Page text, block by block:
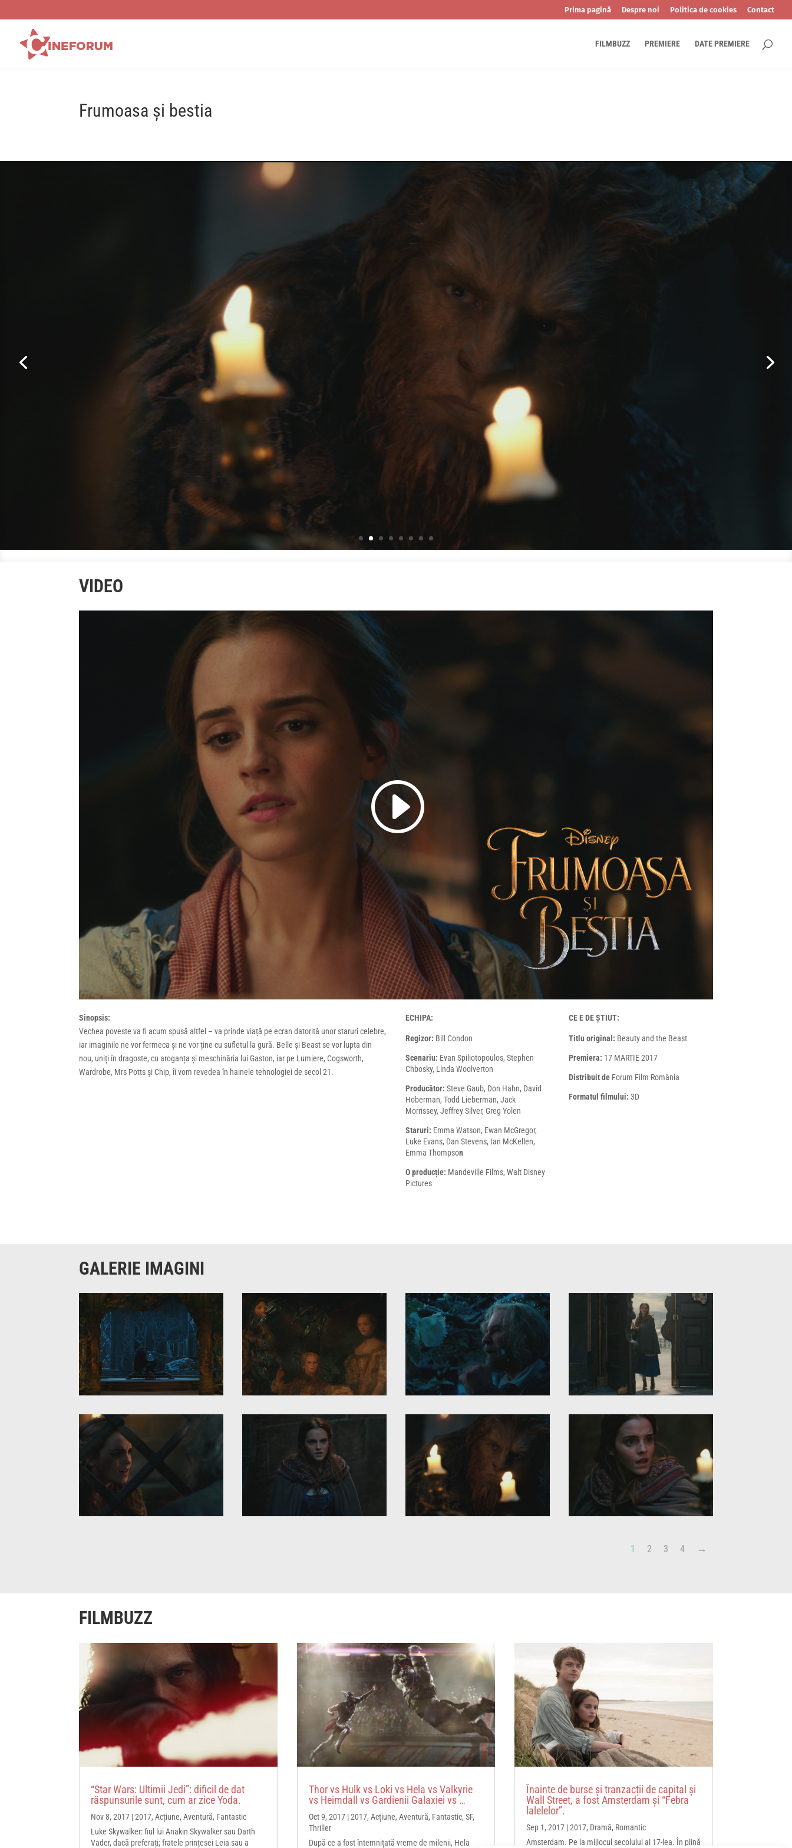
Prima pagină Despre noi Politica de cookies Contact
FILMBUZZ PREMIERE DATE PREMIERE
Frumoasa și bestia
VIDEO
Sinopsis:
Vechea poveste va fi acum spusă altfel – va prinde viață pe ecran datorită unor staruri celebre,
iar imaginile ne vor fermeca și ne vor ține cu sufletul la gură. Belle și Beast se vor lupta din
nou, uniți în dragoste, cu aroganța și meschinăria lui Gaston, iar pe Lumiere, Cogsworth,
Wardrobe, Mrs Potts și Chip, îi vom revedea în hainele tehnologiei de secol 21.
ECHIPA:
Regizor: Bill Condon
Scenariu: Evan Spiliotopoulos, Stephen
Chbosky, Linda Woolverton
Producător:Steve Gaub, Don Hahn, David
Hoberman, Todd Lieberman, Jack
Morrissey, Jeffrey Silver, Greg Yolen
Staruri: Emma Watson, Ewan McGregor,
Luke Evans, Dan Stevens, Ian McKellen,
Emma Thompson
O producție: Mandeville Films, Walt Disney
Pictures
CE E DE ȘTIUT:
Titlu original: Beauty and the Beast
Premiera: 17 MARTIE 2017
Distribuit deForum Film România
Formatul filmului: 3D
GALERIE IMAGINI
1 2 3 4
FILMBUZZ
“Star Wars: Ultimii Jedi”: dificil de dat
răspunsurile sunt, cum ar zice Yoda.
Nov 8, 2017 |2017,Acțiune,Aventură, Fantastic
Luke Skywalker: fiul lui Anakin Skywalker sau Darth
Vader, dacă preferați; fratele prințesei Leia sau a
Thor vs Hulk vs Loki vs Hela vs Valkyrie
vs Heimdall vs Gardienii Galaxiei vs …
Oct 9, 2017|2017, Acțiune, Aventură, Fantastic, SF,
Thriller
După ce a fost întemnițată vreme de milenii, Hela
Înainte de burse și tranzacții de capital și
Wall Street, a fost Amsterdam și “Febra
lalelelor”.
Sep 1, 2017|2017, Dramă, Romantic
Amsterdam. Pe la mijlocul secolului al 17-lea. În plină